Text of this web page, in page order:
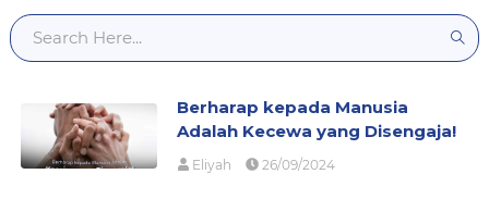
Berharap kepada Manusia
Adalah Kecewa yang Disengaja!
Eliyah 26/09/2024